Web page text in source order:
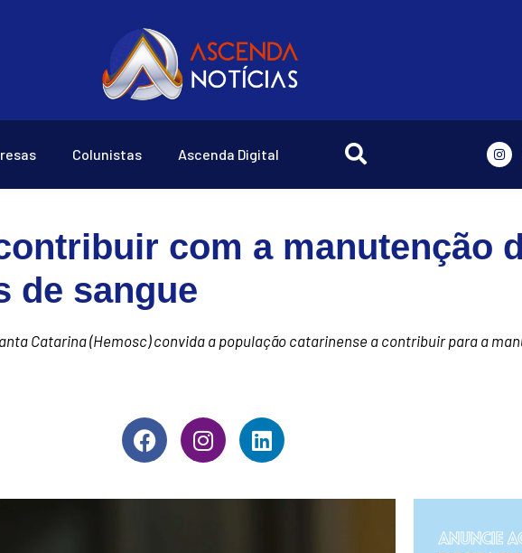
Colunistas Ascenda Digital
com a manutenção
de sangue
Catarina (Hemosc) convida a população catarinense a contribuir para a